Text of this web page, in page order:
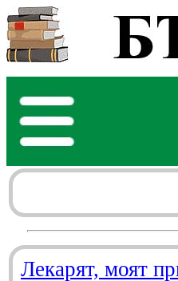
Лекарят, моят